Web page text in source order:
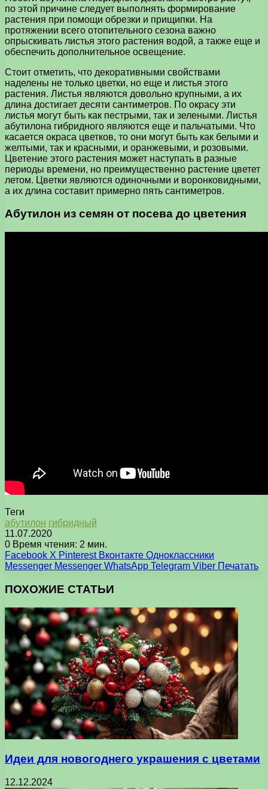
по этой причине следует выполнять формирование
растения при помощи обрезки и прищипки. На
протяжении всего отопительного сезона важно
опрыскивать листья этого растения водой, а также еще и
обеспечить дополнительное освещение.
Стоит отметить, что декоративными свойствами
наделены не только цветки, но еще и листья этого
растения. Листья являются довольно крупными, а их
длина достигает десяти сантиметров. По окрасу эти
листья могут быть как пестрыми, так и зелеными. Листья
абутилона гибридного являются еще и пальчатыми. Что
касается окраса цветков, то они могут быть как белыми и
желтыми, так и красными, и оранжевыми, и розовыми.
Цветение этого растения может наступать в разные
периоды времени, но преимущественно растение цветет
летом. Цветки являются одиночными и воронковидными,
а их длина составит примерно пять сантиметров.
Абутилон из семян от посева до цветения
Теги
абутилон гибридный
11.07.2020
0 Время чтения: 2 мин.
Facebook X Pinterest Вконтакте Одноклассники
Messenger Messenger WhatsApp Telegram Viber Печатать
ПОХОЖИЕ СТАТЬИ
Идеи для новогоднего украшения с цветами
12.12.2024